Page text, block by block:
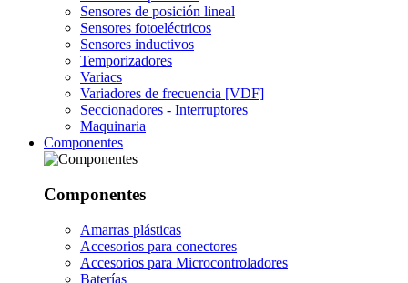
Sensores de posición lineal
Sensores fotoeléctricos
Sensores inductivos
Temporizadores
Variacs
Variadores de frecuencia [VDF]
Seccionadores - Interruptores
Maquinaria
Componentes
Componentes
Amarras plásticas
Accesorios para conectores
Accesorios para Microcontroladores
Baterías